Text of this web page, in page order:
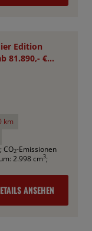
Edition
81.890,- €
km
; CO2-Emissionen
2.998 cm3;
ANSEHEN